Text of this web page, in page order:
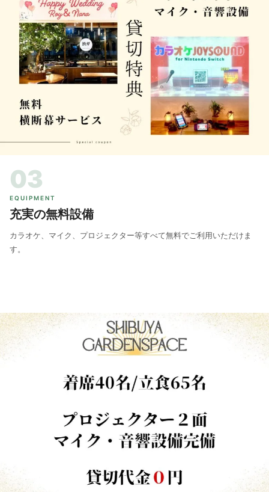
03
EQUIPMENT
充実の無料設備
カラオケ、マイク、プロジェクター等すべて無料でご利用いただけま
す。